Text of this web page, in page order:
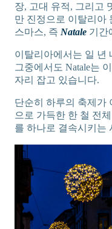
장, 고대 유적, 그리고
만 진정으로 이탈리아
스마스, 즉 Natale 기간
이탈리아에서는 일 년
그중에서도 Natale는
자리 잡고 있습니다.
단순히 하루의 축제가
으로 가득한 한 철 전
를 하나로 결속시키는